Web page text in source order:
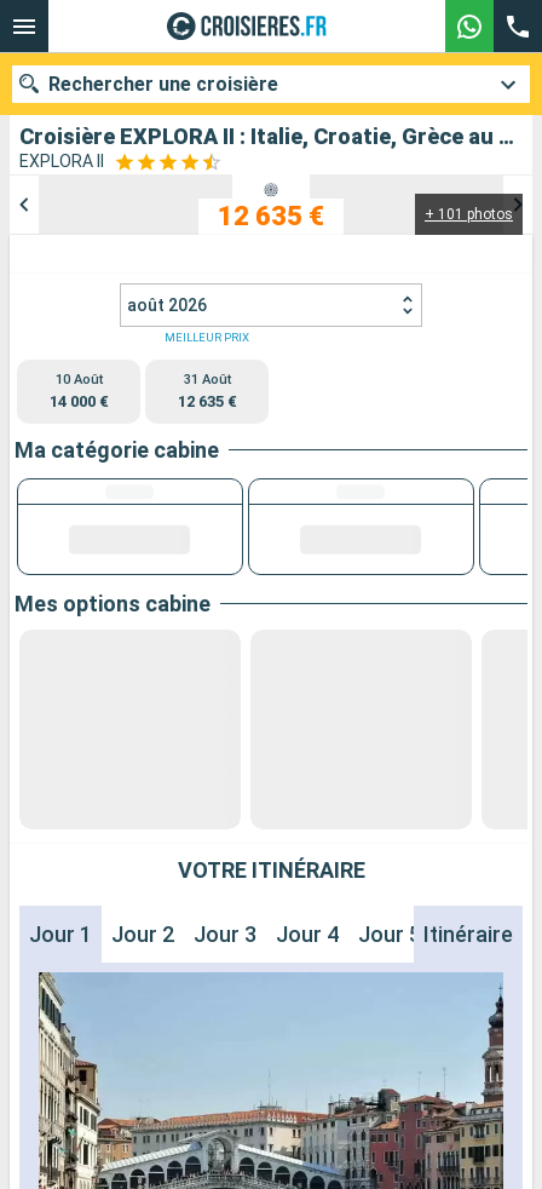
Croisière EXPLORA II : Italie, Croatie, Grèce au départ de Venise Fusina
EXPLORA II
+ 101 photos
12 635 €
août 2026
10 Août
14 000 €
MEILLEUR PRIX
31 Août
12 635 €
Ma catégorie cabine
Mes options cabine
VOTRE ITINÉRAIRE
Jour 1 Jour 2 Jour 3 Jour 4 Jour 5 Jour 6
Itinéraire
Rechercher une croisière
Compagnies
Rechercher